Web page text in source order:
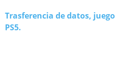
Trasferencia de datos,
PS5.